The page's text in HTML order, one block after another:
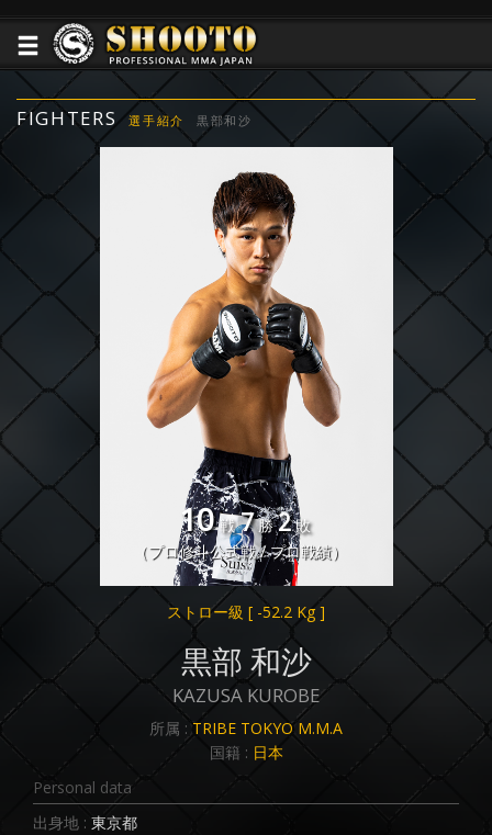
FIGHTERS 選手紹介 黒部和沙
10 戦 7 勝 2 敗
（プロ修斗公式戦 / プロ戦績）
ストロー級 [ -52.2 Kg ]
黒部 和沙
KAZUSA KUROBE
所属 :TRIBE TOKYO M.M.A
国籍 : 日本
Personal data
出身地 : 東京都